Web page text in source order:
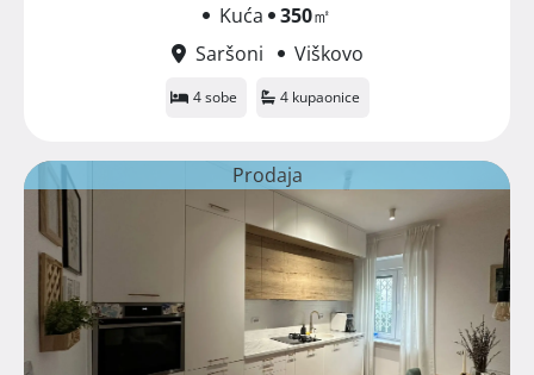
Kuća 350㎡
Saršoni
Viškovo
4 sobe 4 kupaonice
Prodaja